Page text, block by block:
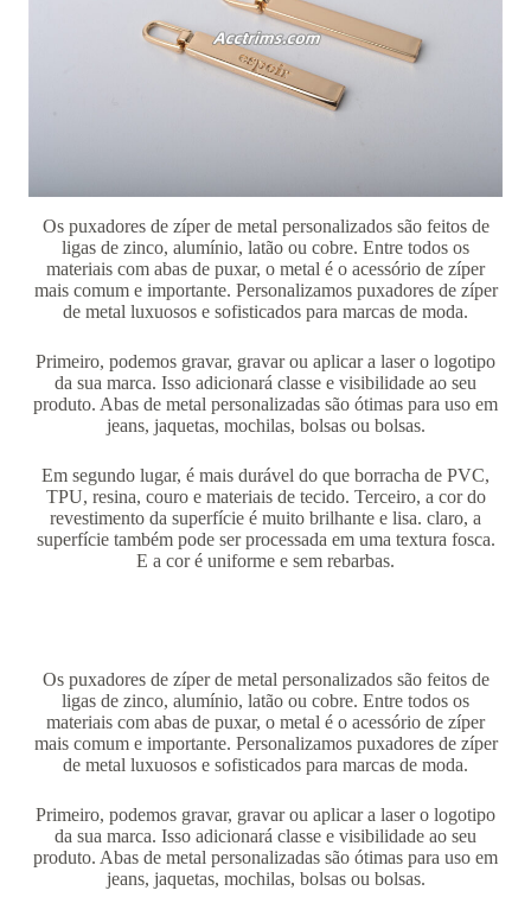
Os puxadores de zíper de metal personalizados são feitos de
ligas de zinco, alumínio, latão ou cobre. Entre todos os
materiais com abas de puxar, o metal é o acessório de zíper
mais comum e importante. Personalizamos puxadores de zíper
de metal luxuosos e sofisticados para marcas de moda.
Primeiro, podemos gravar, gravar ou aplicar a laser o logotipo
da sua marca. Isso adicionará classe e visibilidade ao seu
produto. Abas de metal personalizadas são ótimas para uso em
jeans, jaquetas, mochilas, bolsas ou bolsas.
Em segundo lugar, é mais durável do que borracha de PVC,
TPU, resina, couro e materiais de tecido. Terceiro, a cor do
revestimento da superfície é muito brilhante e lisa. claro, a
superfície também pode ser processada em uma textura fosca.
E a cor é uniforme e sem rebarbas.
Os puxadores de zíper de metal personalizados são feitos de
ligas de zinco, alumínio, latão ou cobre. Entre todos os
materiais com abas de puxar, o metal é o acessório de zíper
mais comum e importante. Personalizamos puxadores de zíper
de metal luxuosos e sofisticados para marcas de moda.
Primeiro, podemos gravar, gravar ou aplicar a laser o logotipo
da sua marca. Isso adicionará classe e visibilidade ao seu
produto. Abas de metal personalizadas são ótimas para uso em
jeans, jaquetas, mochilas, bolsas ou bolsas.